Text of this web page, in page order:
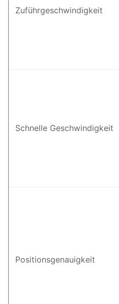
Zuführgeschwindigkeit
Schnelle Geschwindigkeit
Positionsgenauigkeit